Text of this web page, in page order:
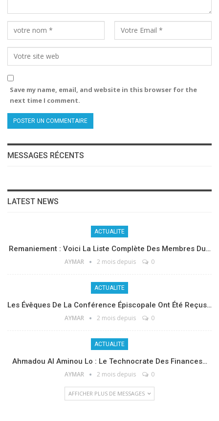
Save my name, email, and website in this browser for the
next time I comment.
MESSAGES RÉCENTS
LATEST NEWS
ACTUALITE
Remaniement : Voici La Liste Complète Des Membres Du…
AYMAR 2 mois depuis 0
ACTUALITE
Les Évêques De La Conférence Épiscopale Ont Été Reçus…
AYMAR 2 mois depuis 0
ACTUALITE
Ahmadou Al Aminou Lo : Le Technocrate Des Finances…
AYMAR 2 mois depuis 0
AFFICHER PLUS DE MESSAGES